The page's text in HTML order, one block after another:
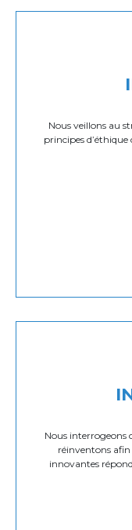
Nous veillons au
principes
Nous interrogeons
réinventons afin
innovantes